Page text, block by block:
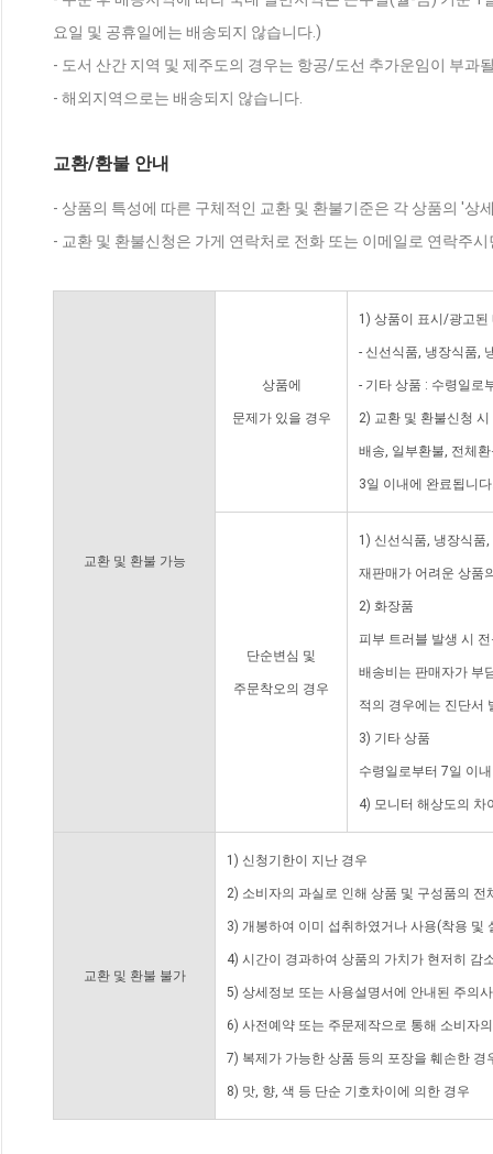
요일 및 공휴일에는 배송되지 않습니다.)
- 도서 산간 지역 및 제주도의 경우는 항공/도선 추가운임이 부과
- 해외지역으로는 배송되지 않습니다.
교환/환불 안내
- 상품의 특성에 따른 구체적인 교환 및 환불기준은 각 상품의 '상
- 교환 및 환불신청은 가게 연락처로 전화 또는 이메일로 연락주
교환 및 환불 가능
상품에
문제가 있을 경우
1) 상품이 표시/광고된
- 신선식품, 냉장식품,
- 기타 상품 : 수령일로
2) 교환 및 환불신청
배송, 일부환불, 전체
3일 이내에 완료됩니
단순변심 및
주문착오의 경우
1) 신선식품, 냉장식품
재판매가 어려운 상품
2) 화장품
피부 트러블 발생 시
배송비는 판매자가 부
적의 경우에는 진단서
3) 기타 상품
수령일로부터 7일 이
4) 모니터 해상도의 차
교환 및 환불 불가
1) 신청기한이 지난 경우
2) 소비자의 과실로 인해 상품 및 구성품의
3) 개봉하여 이미 섭취하였거나 사용(착용 및
4) 시간이 경과하여 상품의 가치가 현저히 감
5) 상세정보 또는 사용설명서에 안내된 주의
6) 사전예약 또는 주문제작으로 통해 소비자
7) 복제가 가능한 상품 등의 포장을 훼손한 경
8) 맛, 향, 색 등 단순 기호차이에 의한 경우